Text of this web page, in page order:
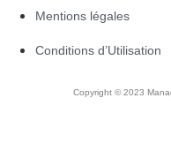
Mentions légales
Conditions d’Utilisation
Copyright © 2023